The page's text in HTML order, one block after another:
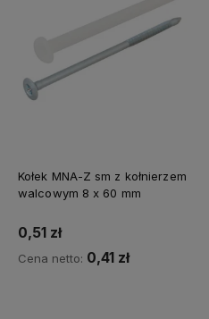
Kołek MNA-Z sm z kołnierzem
walcowym 8 x 60 mm
0,51 zł
Cena netto: 0,41 zł